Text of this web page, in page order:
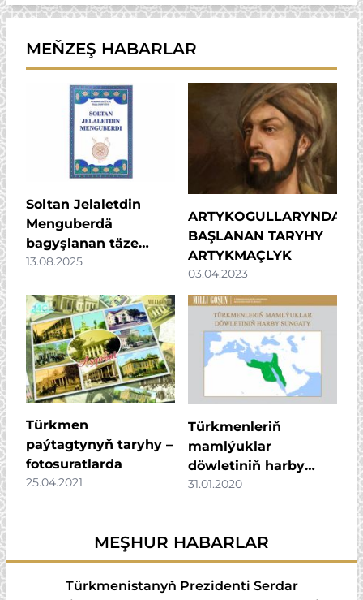
MEŇZEŞ HABARLAR
Soltan Jelaletdin
Menguberdä
bagyşlanan täze
kitap çap edildi
13.08.2025
ARTYKOGULLARYNDAN
BAŞLANAN TARYHY
ARTYKMAÇLYK
03.04.2023
Türkmen
paýtagtynyň taryhy –
fotosuratlarda
25.04.2021
Türkmenleriň
mamlýuklar
döwletiniň harby
sungaty
31.01.2020
MEŞHUR HABARLAR
Türkmenistanyň Prezidenti Serdar